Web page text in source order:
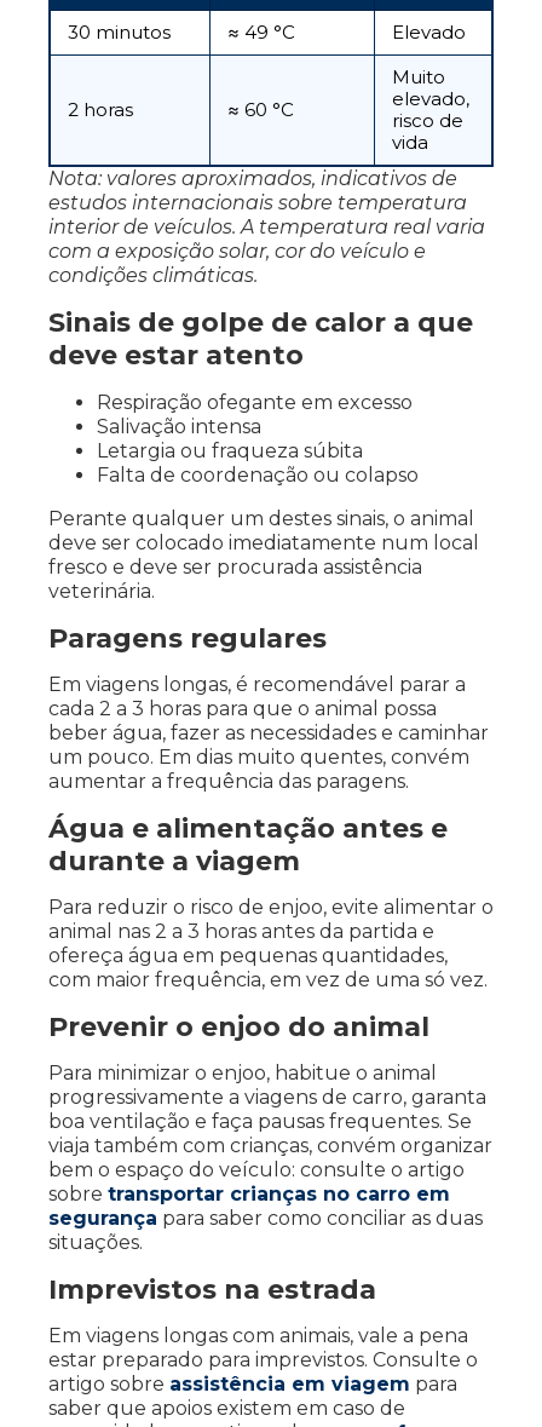
30 minutos
≈ 49 °C Elevado
2 horas ≈ 60 °C
Muito
elevado,
risco de
vida
Nota: valores aproximados, indicativos de
estudos internacionais sobre temperatura
interior de veículos. A temperatura real varia
com a exposição solar, cor do veículo e
condições climáticas.
Sinais de golpe de calor a que
deve estar atento
Respiração ofegante em excesso
Salivação intensa
Letargia ou fraqueza súbita
Falta de coordenação ou colapso
Perante qualquer um destes sinais, o animal
deve ser colocado imediatamente num local
fresco e deve ser procurada assistência
veterinária.
Paragens regulares
Em viagens longas, é recomendável parar a
cada 2 a 3 horas para que o animal possa
beber água, fazer as necessidades e caminhar
um pouco. Em dias muito quentes, convém
aumentar a frequência das paragens.
Água e alimentação antes e
durante a viagem
Para reduzir o risco de enjoo, evite alimentar o
animal nas 2 a 3 horas antes da partida e
ofereça água em pequenas quantidades,
com maior frequência, em vez de uma só vez.
Prevenir o enjoo do animal
Para minimizar o enjoo, habitue o animal
progressivamente a viagens de carro, garanta
boa ventilação e faça pausas frequentes. Se
viaja também com crianças, convém organizar
bem o espaço do veículo: consulte o artigo
sobre transportar crianças no carro em
segurança para saber como conciliar as duas
situações.
Imprevistos na estrada
Em viagens longas com animais, vale a pena
estar preparado para imprevistos. Consulte o
artigo sobre assistência em viagem para
saber que apoios existem em caso de